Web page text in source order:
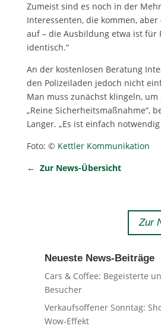
Zumeist sind es noch in der
Interessenten, die kommen,
auf – die Ausbildung etwa ist für
identisch.“
An der kostenlosen Beratung
den Polizeiladen jedoch nicht
Man muss zunächst klingeln,
„Reine Sicherheitsmaßnahme“,
Langer. „Es ist einfach
Foto: © Kettler Kommunikation
← Zur News-Übersicht
Zur
Neueste News-Beiträge
Cars & Coffee: Begeisterte
Besucher
Verkaufsoffener Sonntag:
Wow-Effekt